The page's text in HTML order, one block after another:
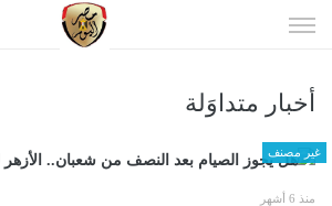
الى
أخبار متداوَلة
غير مصنف
منذ 6 أشهر